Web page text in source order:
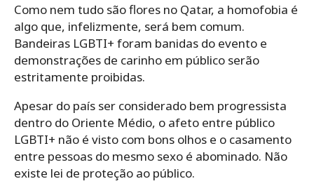
Como nem tudo são flores no Qatar, a homofobia é
algo que, infelizmente, será bem comum.
Bandeiras LGBTI+ foram banidas do evento e
demonstrações de carinho em público serão
estritamente proibidas.
Apesar do país ser considerado bem progressista
dentro do Oriente Médio, o afeto entre público
LGBTI+ não é visto com bons olhos e o casamento
entre pessoas do mesmo sexo é abominado. Não
existe lei de proteção ao público.